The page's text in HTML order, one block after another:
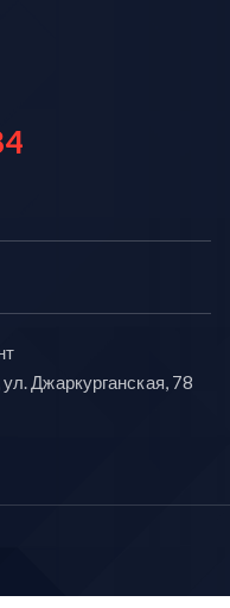
Джаркурганская, 78